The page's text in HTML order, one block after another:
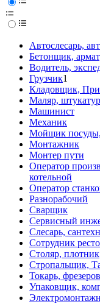
Автослесарь,
Бетонщик,
Водитель,
Грузчик1
Кладовщик,
Маляр,
Машинист
Механик
Мойщик
Монтажник
Монтер пути
Оператор
котельной
Оператор
Разнорабочий
Сварщик
Сервисный
Слесарь,
Сотрудник
Столяр, плотник
Стропальщик,
Токарь,
Упаковщик,